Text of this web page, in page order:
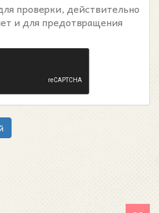
проверки, действительно
и для предотвращения